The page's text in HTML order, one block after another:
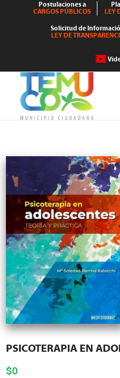
Postulaciones a
CARGOS PÚBLICOS
LEY
Solicitud de
LEY DE
PSICOTERAPIA EN
$0